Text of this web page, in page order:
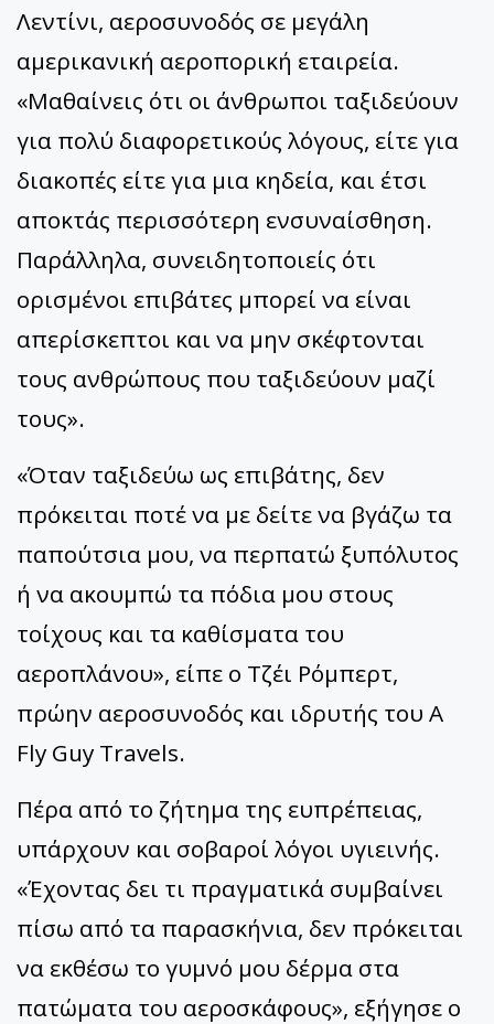
Λεντίνι, αεροσυνοδός σε μεγάλη
αμερικανική αεροπορική εταιρεία.
«Μαθαίνεις ότι οι άνθρωποι ταξιδεύουν
για πολύ διαφορετικούς λόγους, είτε για
διακοπές είτε για μια κηδεία, και έτσι
αποκτάς περισσότερη ενσυναίσθηση.
Παράλληλα, συνειδητοποιείς ότι
ορισμένοι επιβάτες μπορεί να είναι
απερίσκεπτοι και να μην σκέφτονται
τους ανθρώπους που ταξιδεύουν μαζί
τους».
«Όταν ταξιδεύω ως επιβάτης, δεν
πρόκειται ποτέ να με δείτε να βγάζω τα
παπούτσια μου, να περπατώ ξυπόλυτος
ή να ακουμπώ τα πόδια μου στους
τοίχους και τα καθίσματα του
αεροπλάνου», είπε ο Τζέι Ρόμπερτ,
πρώην αεροσυνοδός και ιδρυτής του A
Fly Guy Travels.
Πέρα από το ζήτημα της ευπρέπειας,
υπάρχουν και σοβαροί λόγοι υγιεινής.
«Έχοντας δει τι πραγματικά συμβαίνει
πίσω από τα παρασκήνια, δεν πρόκειται
να εκθέσω το γυμνό μου δέρμα στα
πατώματα του αεροσκάφους», εξήγησε ο